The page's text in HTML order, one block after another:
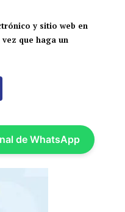
y sitio web en
que haga un
de WhatsApp